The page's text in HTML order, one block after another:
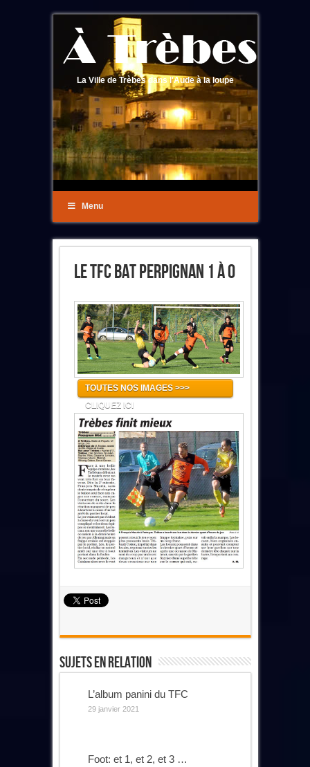
La Ville de Trèbes dans l'Aude à la loupe
Menu
Le TFC Bat Perpignan 1 À 0
TOUTES NOS IMAGES >>>
CLIQUEZ ICI
Sujets En Relation
L’album panini du TFC
29 janvier 2021
Foot: et 1, et 2, et 3 …